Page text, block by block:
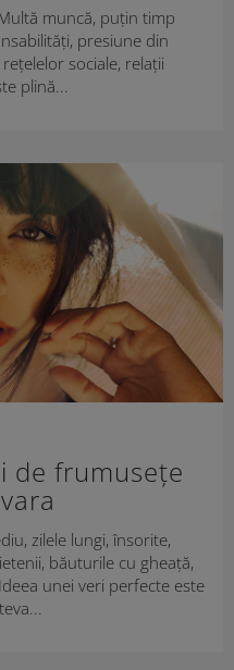
muncă, puțin timp
presiune din
sociale, relații
plină...
de frumusețe
zilele lungi, însorite,
băuturile cu gheață,
unei veri perfecte este